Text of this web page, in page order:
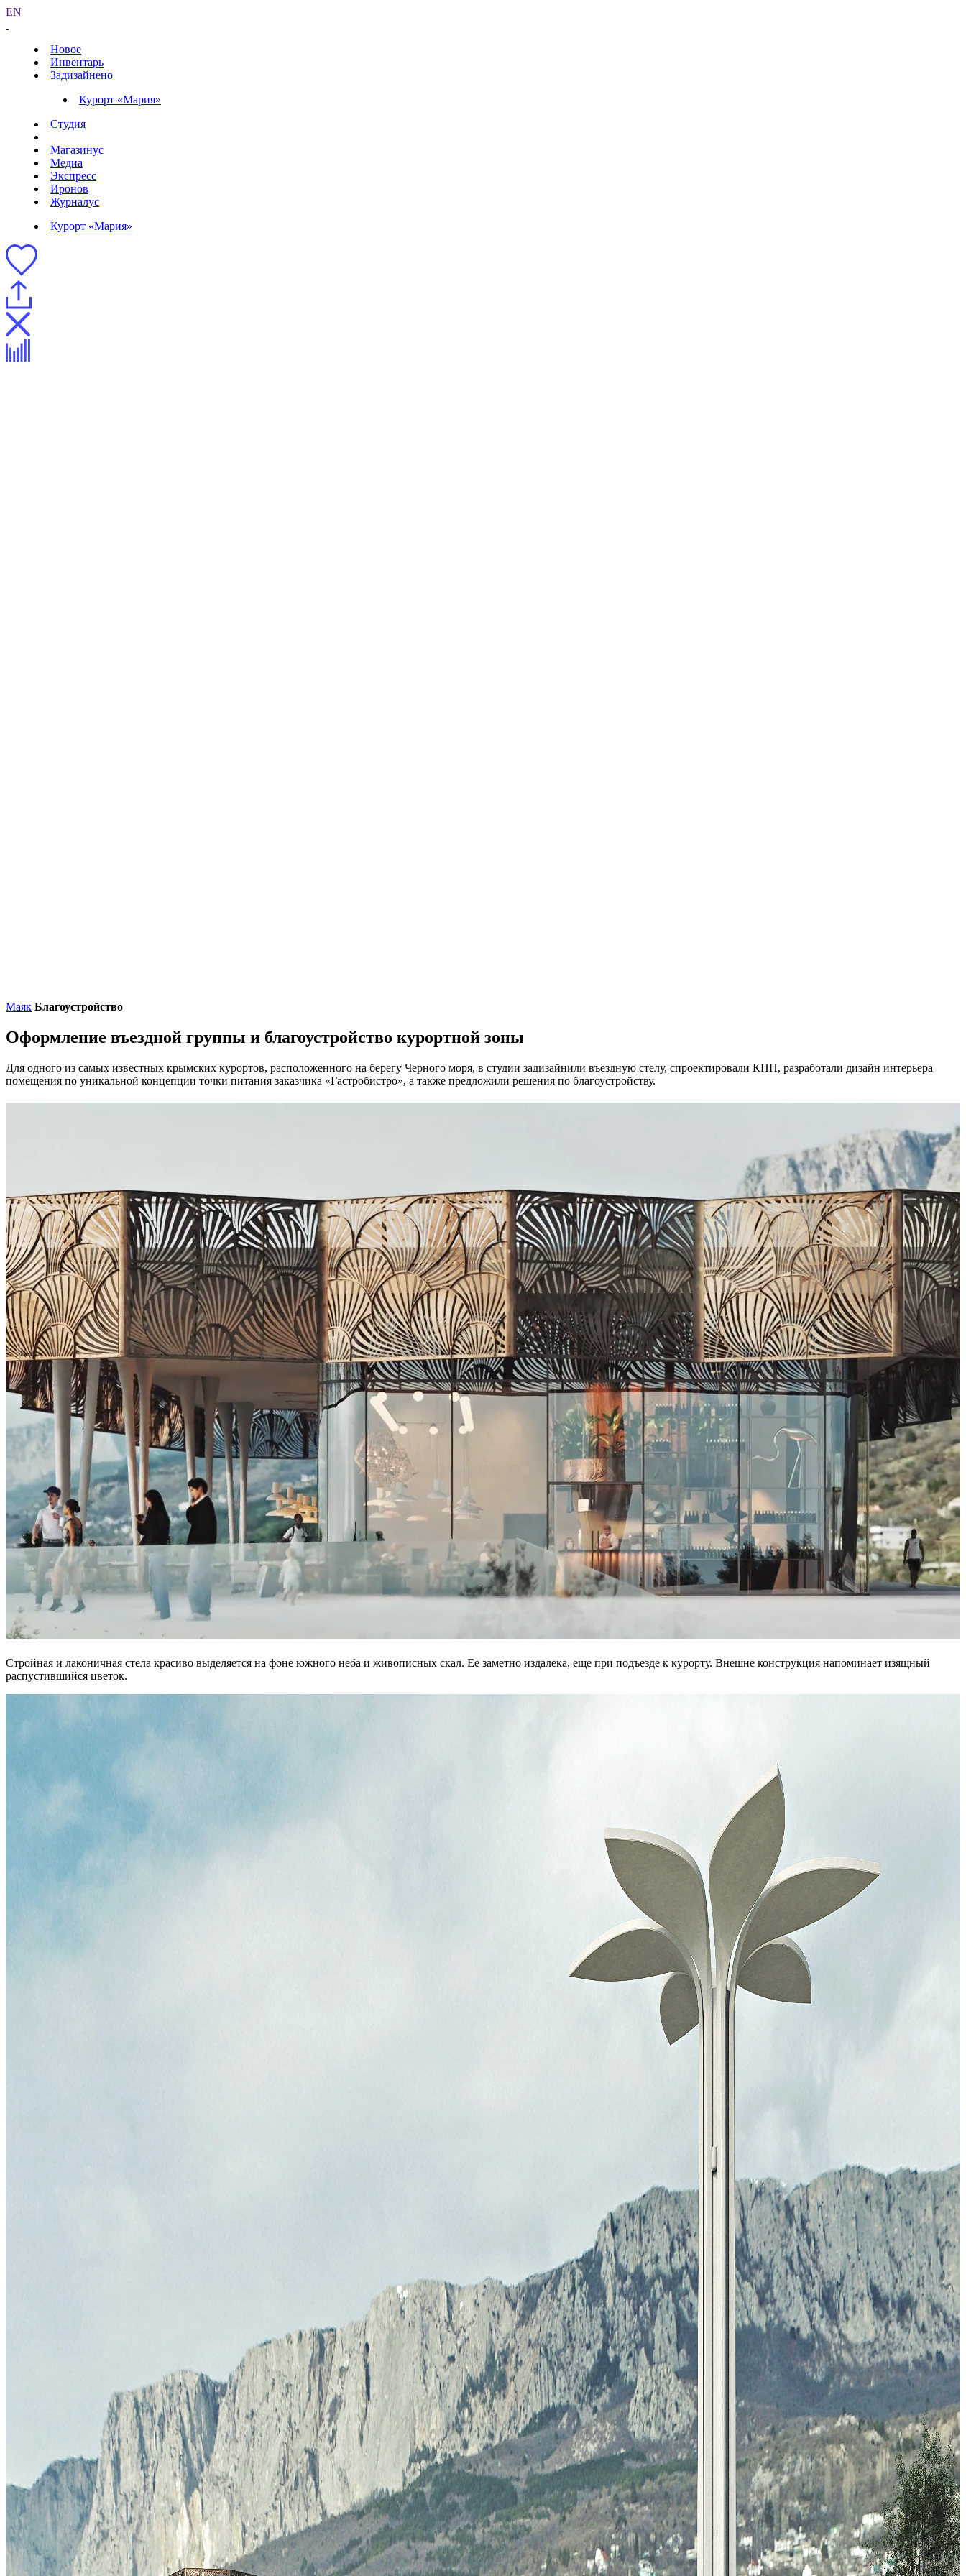
EN
Новое
Инвентарь
Задизайнено
Курорт «Мария»
Студия
Магазинус
Медиа
Экспресс
Иронов
Журналус
Курорт «Мария»
Маяк Благоустройство
Оформление въездной группы и благоустройство курортной зоны
Для одного из самых известных крымских курортов, расположенного на берегу Черного моря, в студии задизайнили въездную стелу, спроектировали КПП, разработали дизайн интерьера
помещения по уникальной концепции точки питания заказчика «Гастробистро», а также предложили решения по благоустройству.
Стройная и лаконичная стела красиво выделяется на фоне южного неба и живописных скал. Ее заметно издалека, еще при подъезде к курорту. Внешне конструкция напоминает изящный
распустившийся цветок.